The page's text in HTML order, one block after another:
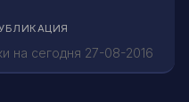
на сегодня 27-08-2016